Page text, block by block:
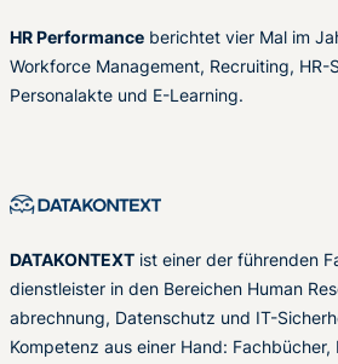
HR Performance berichtet vier Mal im
Workforce Management, Recruiting, HR-
Personalakte und E-Learning.
DATAKONTEXT ist einer der führenden
dienstleister in den Bereichen Human
abrechnung, Datenschutz und IT-
Kompetenz aus einer Hand: